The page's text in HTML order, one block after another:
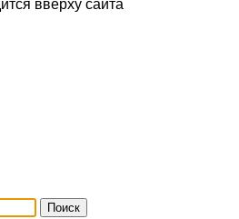
вверху сайта